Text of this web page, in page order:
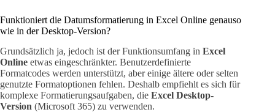
Funktioniert die Datumsformatierung in Excel Online genauso
wie in der Desktop-Version?
Grundsätzlich ja, jedoch ist der Funktionsumfang in Excel
Online etwas eingeschränkter. Benutzerdefinierte
Formatcodes werden unterstützt, aber einige ältere oder selten
genutzte Formatoptionen fehlen. Deshalb empfiehlt es sich für
komplexe Formatierungsaufgaben, die Excel Desktop-
Version (Microsoft 365) zu verwenden.